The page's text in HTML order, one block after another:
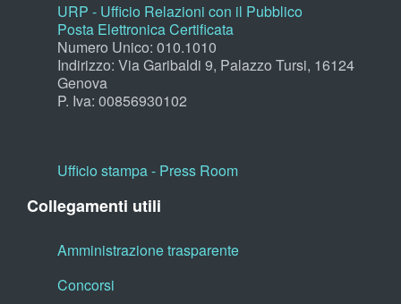
URP - Ufficio Relazioni con il Pubblico
Posta Elettronica Certificata
Numero Unico: 010.1010
Indirizzo: Via Garibaldi 9, Palazzo Tursi, 16124
Genova
P. Iva: 00856930102
Ufficio stampa - Press Room
Collegamenti utili
Amministrazione trasparente
Concorsi